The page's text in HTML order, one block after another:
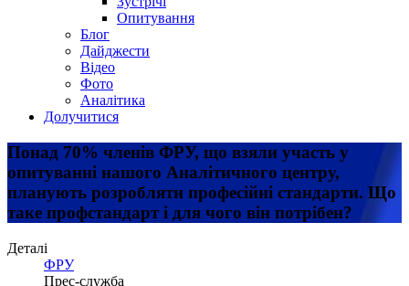
Опитування
Блог
Дайджести
Відео
Фото
Аналітика
Долучитися
Понад 70% членів ФРУ, що взяли участь у
опитуванні нашого Аналітичного центру,
планують розробляти професійні стандарти. Що
таке профстандарт і для чого він потрібен?
Деталі
ФРУ
Прес-служба